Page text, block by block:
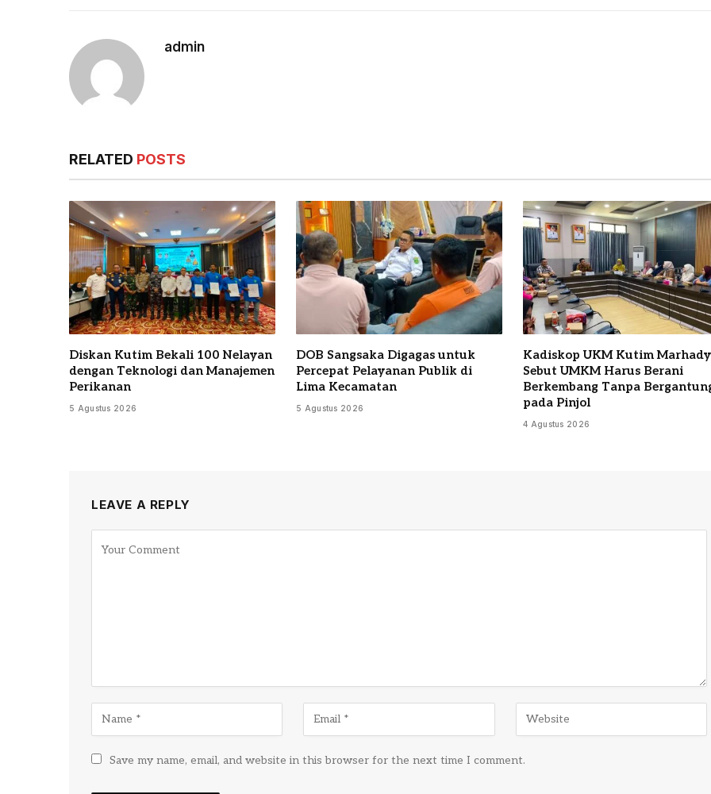
admin
RELATED POSTS
Diskan Kutim Bekali 100 Nelayan
dengan Teknologi dan Manajemen
Perikanan
5 Agustus 2026
DOB Sangsaka Digagas untuk
Percepat Pelayanan Publik di
Lima Kecamatan
5 Agustus 2026
Kadiskop UKM Kutim
Sebut UMKM Harus Berani
Berkembang Tanpa
pada Pinjol
4 Agustus 2026
LEAVE A REPLY
Save my name, email, and website in this browser for the next time I comment.